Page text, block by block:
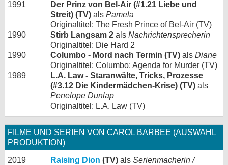
1991
Der Prinz von Bel-Air (#1.21 Liebe und
Streit) (TV) als Pamela
Originaltitel: The Fresh Prince of Bel-Air (TV)
1990
Stirb Langsam 2 als Nachrichtensprecherin
Originaltitel: Die Hard 2
1990
Columbo - Mord nach Termin (TV) als Diane
Originaltitel: Columbo: Agenda for Murder (TV)
1989
L.A. Law - Staranwälte, Tricks, Prozesse
(#3.12 Die Kindermädchen-Krise) (TV) als
Penelope Dunlap
Originaltitel: L.A. Law (TV)
FILME UND SERIEN VON CAROL BARBEE (AUSWAHL
PRODUKTION)
2019 Raising Dion (TV) als Serienmacherin /